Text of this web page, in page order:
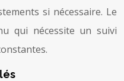
si nécessaire. Le
qui nécessite un suivi